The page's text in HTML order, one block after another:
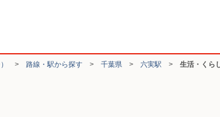
> 路線・駅から探す > 千葉県 > 六実駅 > 生活・くら